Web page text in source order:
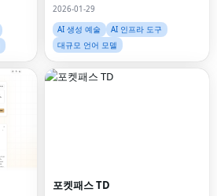
2026-01-29
AI 생성 예술
AI 인프라 도구
대규모 언어 모델
포켓패스 TD